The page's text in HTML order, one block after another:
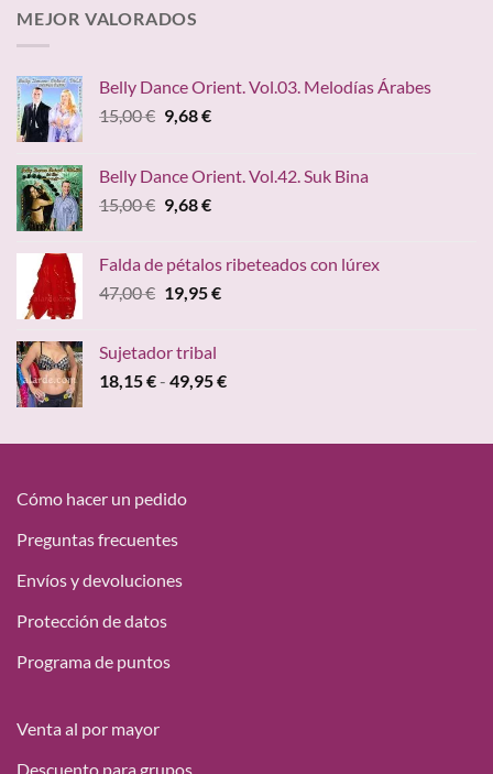
59,95 €
MEJOR VALORADOS
Belly Dance Orient. Vol.03. Melodías Árabes
15,00€ El
era:
15,00 €.
9,68€El
es:
9,68 €.
Belly Dance Orient. Vol.42. Suk Bina
15,00€ El
era:
15,00 €.
9,68€El
es:
9,68 €.
Falda de pétalos ribeteados con lúrex
47,00€ El
era:
47,00 €.
19,95€El
19,95 €.
Sujetador tribal
18,15€- 49,95€Rango
desde
Cómo hacer un pedido
Preguntas frecuentes
Envíos y devoluciones
Protección de datos
Programa de puntos
Venta al por mayor
Descuento para grupos